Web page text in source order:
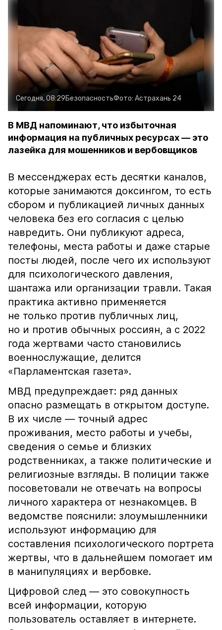
Сегодня, 08:29БезопасностьФото: Астрахань 24
В МВД напоминают, что избыточная
информация на публичных ресурсах — это
лазейка для мошенников и вербовщиков
В мессенджерах есть десятки каналов,
которые занимаются доксингом, то есть
сбором и публикацией личных данных
человека без его согласия с целью
навредить. Они публикуют адреса,
телефоны, места работы и даже старые
посты людей, после чего их используют
для психологического давления,
шантажа или организации травли. Такая
практика активно применяется
не только против публичных лиц,
но и против обычных россиян, а с 2022
года жертвами часто становились
военнослужащие, делится
«Парламентская газета».
МВД предупреждает: ряд данных
опасно размещать в открытом доступе.
В их числе — точный адрес
проживания, место работы и учебы,
сведения о семье и близких
родственниках, а также политические и
религиозные взгляды. В полиции также
посоветовали не отвечать на вопросы
личного характера от незнакомцев. В
ведомстве пояснили: злоумышленники
используют информацию для
составления психологического портрета
жертвы, что в дальнейшем помогает им
в манипуляциях и вербовке.
Цифровой след — это совокупность
всей информации, которую
пользователь оставляет в интернете.